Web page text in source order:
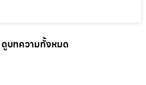
ดูบทความทั้งหมด